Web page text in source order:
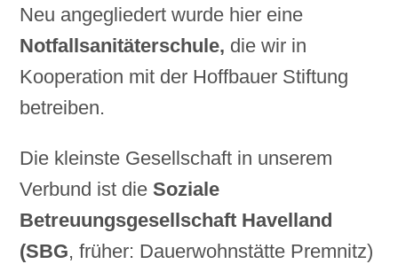
Neu angegliedert wurde hier eine
Notfallsanitäterschule, die wir in
Kooperation mit der Hoffbauer Stiftung
betreiben.
Die kleinste Gesellschaft in unserem
Verbund ist dieSoziale
Betreuungsgesellschaft Havelland
(SBG, früher: Dauerwohnstätte Premnitz)